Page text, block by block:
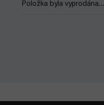
Položka byla vyprodána…